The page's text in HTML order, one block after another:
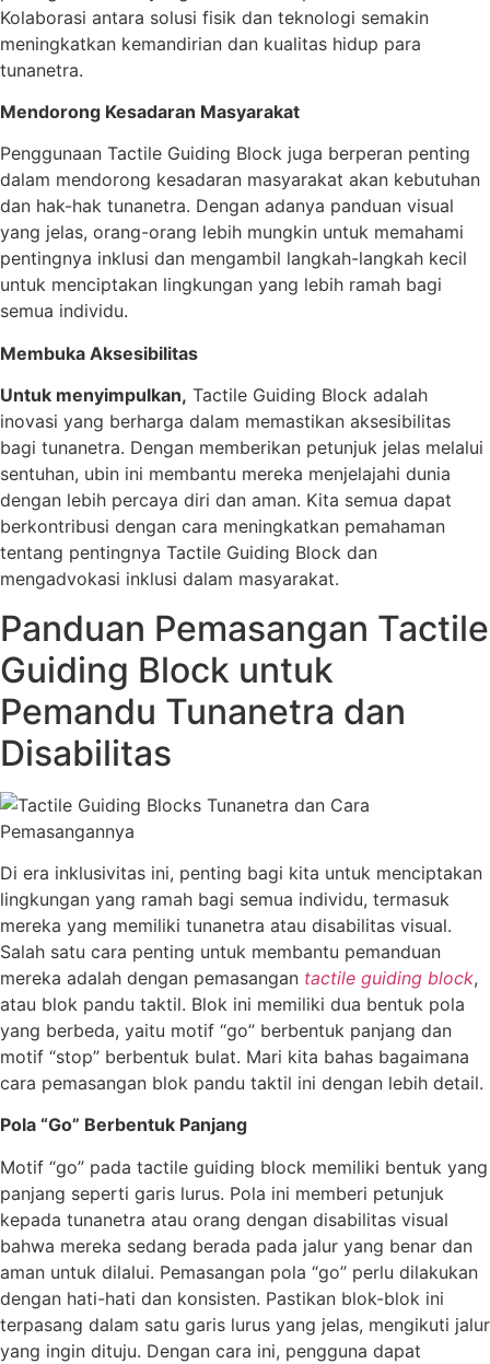
Kolaborasi antara solusi fisik dan teknologi semakin
meningkatkan kemandirian dan kualitas hidup para
tunanetra.
Mendorong Kesadaran Masyarakat
Penggunaan Tactile Guiding Block juga berperan penting
dalam mendorong kesadaran masyarakat akan kebutuhan
dan hak-hak tunanetra. Dengan adanya panduan visual
yang jelas, orang-orang lebih mungkin untuk memahami
pentingnya inklusi dan mengambil langkah-langkah kecil
untuk menciptakan lingkungan yang lebih ramah bagi
semua individu.
Membuka Aksesibilitas
Untuk menyimpulkan, Tactile Guiding Block adalah
inovasi yang berharga dalam memastikan aksesibilitas
bagi tunanetra. Dengan memberikan petunjuk jelas melalui
sentuhan, ubin ini membantu mereka menjelajahi dunia
dengan lebih percaya diri dan aman. Kita semua dapat
berkontribusi dengan cara meningkatkan pemahaman
tentang pentingnya Tactile Guiding Block dan
mengadvokasi inklusi dalam masyarakat.
Panduan Pemasangan Tactile
Guiding Block untuk
Pemandu Tunanetra dan
Disabilitas
Di era inklusivitas ini, penting bagi kita untuk menciptakan
lingkungan yang ramah bagi semua individu, termasuk
mereka yang memiliki tunanetra atau disabilitas visual.
Salah satu cara penting untuk membantu pemanduan
mereka adalah dengan pemasangan tactile guiding block,
atau blok pandu taktil. Blok ini memiliki dua bentuk pola
yang berbeda, yaitu motif “go” berbentuk panjang dan
motif “stop” berbentuk bulat. Mari kita bahas bagaimana
cara pemasangan blok pandu taktil ini dengan lebih detail.
Pola “Go” Berbentuk Panjang
Motif “go” pada tactile guiding block memiliki bentuk yang
panjang seperti garis lurus. Pola ini memberi petunjuk
kepada tunanetra atau orang dengan disabilitas visual
bahwa mereka sedang berada pada jalur yang benar dan
aman untuk dilalui. Pemasangan pola “go” perlu dilakukan
dengan hati-hati dan konsisten. Pastikan blok-blok ini
terpasang dalam satu garis lurus yang jelas, mengikuti jalur
yang ingin dituju. Dengan cara ini, pengguna dapat